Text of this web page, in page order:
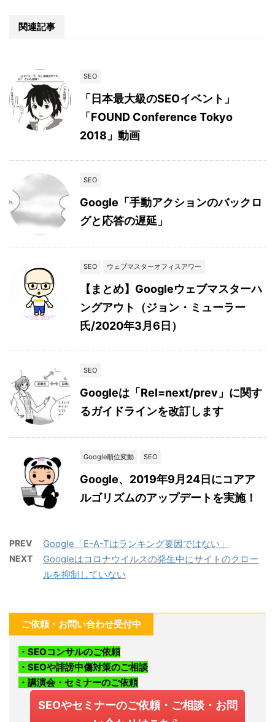
関連記事
SEO
「日本最大級のSEOイベント」
「FOUND Conference Tokyo
2018」動画
SEO
Google「手動アクションのバックロ
グと応答の遅延」
SEO ウェブマスターオフィスアワー
【まとめ】Googleウェブマスターハ
ングアウト（ジョン・ミューラー
氏/2020年3月6日）
SEO
Googleは「Rel=next/prev」に関す
るガイドラインを改訂します
Google順位変動 SEO
Google、2019年9月24日にコアア
ルゴリズムのアップデートを実施！
PREV Google「E-A-Tはランキング要因ではない」
NEXT
Googleはコロナウイルスの発生中にサイトのクロー
ルを抑制していない
ご依頼・お問い合わせ受付中
・SEOコンサルのご依頼
・SEOや誹謗中傷対策のご相談
・講演会・セミナーのご依頼
SEOやセミナーのご依頼・ご相談・お問